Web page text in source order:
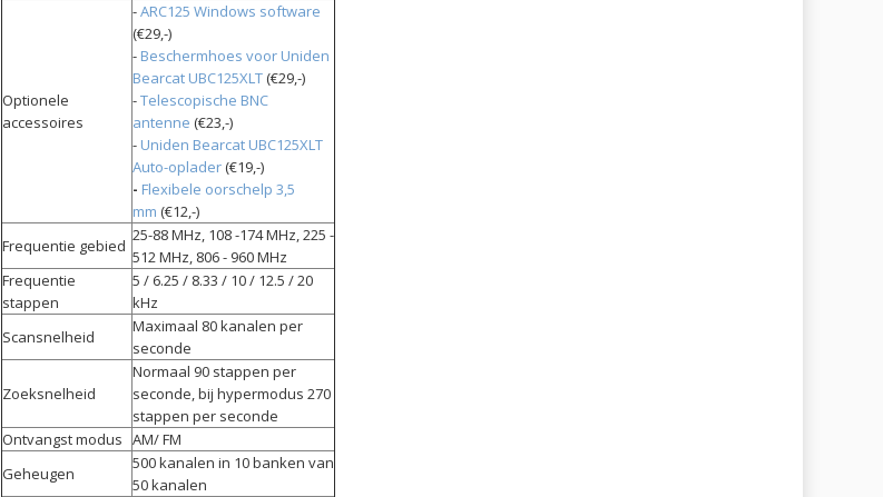
Optionele
accessoires
-ARC125 Windows software
(€29,-)
- Beschermhoes voor Uniden
Bearcat UBC125XLT(€29,-)
-Telescopische BNC
antenne (€23,-)
- Uniden Bearcat UBC125XLT
Auto-oplader(€19,-)
- Flexibele oorschelp 3,5
mm (€12,-)
Frequentie gebied
25-88 MHz, 108 -174 MHz, 225 -
512 MHz, 806 - 960 MHz
Frequentie
stappen
5 / 6.25 / 8.33 / 10 / 12.5 / 20
kHz
Scansnelheid
Maximaal 80 kanalen per
seconde
Zoeksnelheid
Normaal 90 stappen per
seconde, bij hypermodus 270
stappen per seconde
Ontvangst modus AM/ FM
Geheugen
500 kanalen in 10 banken van
50 kanalen